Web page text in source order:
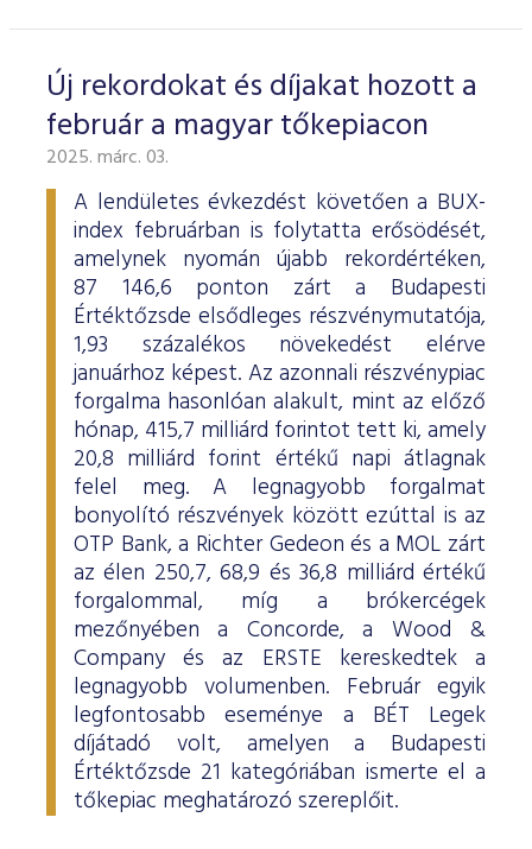
Új rekordokat és díjakat hozott a
február a magyar tőkepiacon
2025. márc. 03.
A lendületes évkezdést követően a BUX-
index februárban is folytatta erősödését,
amelynek nyomán újabb rekordértéken,
87 146,6 ponton zárt a Budapesti
Értéktőzsde elsődleges részvénymutatója,
1,93 százalékos növekedést elérve
januárhoz képest. Az azonnali részvénypiac
forgalma hasonlóan alakult, mint az előző
hónap, 415,7 milliárd forintot tett ki, amely
20,8 milliárd forint értékű napi átlagnak
felel meg. A legnagyobb forgalmat
bonyolító részvények között ezúttal is az
OTP Bank, a Richter Gedeon és a MOL zárt
az élen 250,7, 68,9 és 36,8 milliárd értékű
forgalommal, míg a brókercégek
mezőnyében a Concorde, a Wood &
Company és az ERSTE kereskedtek a
legnagyobb volumenben. Február egyik
legfontosabb eseménye a BÉT Legek
díjátadó volt, amelyen a Budapesti
Értéktőzsde 21 kategóriában ismerte el a
tőkepiac meghatározó szereplőit.